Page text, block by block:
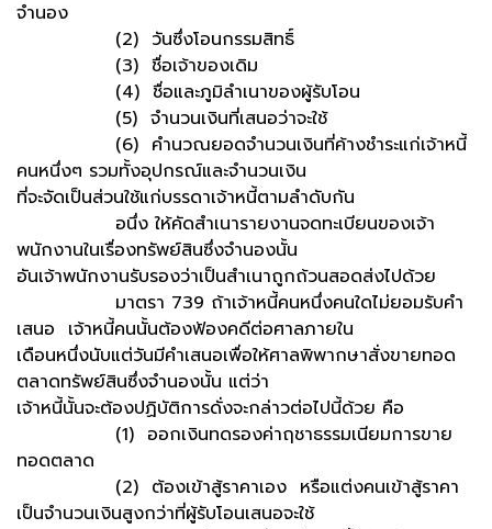
จำนอง
(2) วันซึ่งโอนกรรมสิทธิ์
(3) ชื่อเจ้าของเดิม
(4) ชื่อและภูมิลำเนาของผู้รับโอน
(5) จำนวนเงินที่เสนอว่าจะใช้
(6) คำนวณยอดจำนวนเงินที่ค้างชำระแก่เจ้าหนี้
คนหนึ่งๆ รวมทั้งอุปกรณ์และจำนวนเงิน
ที่จะจัดเป็นส่วนใช้แก่บรรดาเจ้าหนี้ตามลำดับกัน
อนึ่ง ให้คัดสำเนารายงานจดทะเบียนของเจ้า
พนักงานในเรื่องทรัพย์สินซึ่งจำนองนั้น
อันเจ้าพนักงานรับรองว่าเป็นสำเนาถูกถ้วนสอดส่งไปด้วย
มาตรา 739 ถ้าเจ้าหนี้คนหนึ่งคนใดไม่ยอมรับคำ
เสนอ เจ้าหนี้คนนั้นต้องฟ้องคดีต่อศาลภายใน
เดือนหนึ่งนับแต่วันมีคำเสนอเพื่อให้ศาลพิพากษาสั่งขายทอด
ตลาดทรัพย์สินซึ่งจำนองนั้น แต่ว่า
เจ้าหนี้นั้นจะต้องปฏิบัติการดั่งจะกล่าวต่อไปนี้ด้วย คือ
(1) ออกเงินทดรองค่าฤชาธรรมเนียมการขาย
ทอดตลาด
(2) ต้องเข้าสู้ราคาเอง หรือแต่งคนเข้าสู้ราคา
เป็นจำนวนเงินสูงกว่าที่ผู้รับโอนเสนอจะใช้